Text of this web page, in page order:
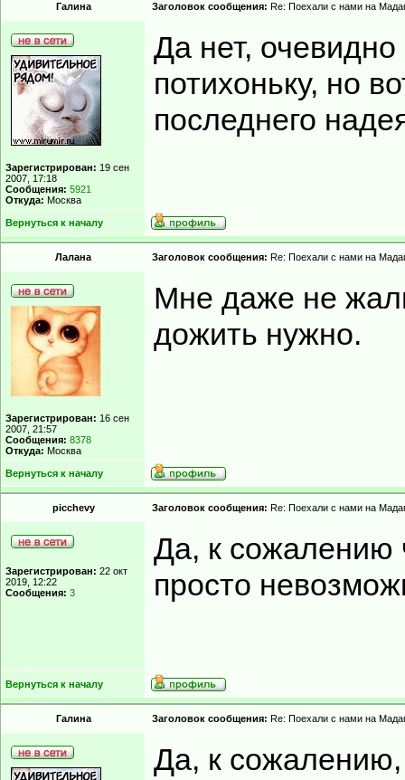
Гaлинa Заголовок сообщения: Re: Поехали с нами на
Зарегистрирован: 19 сен
2007, 17:18
Сообщения: 5921
Откуда: Москва
Да нет,
потихоньку, но
последнего
Вернуться к началу
Лалана Заголовок сообщения: Re: Поехали с нами на
Зарегистрирован: 16 сен
2007, 21:57
Сообщения: 8378
Откуда: Москва
Мне даже не
дожить нужно.
Вернуться к началу
picchevy Заголовок сообщения: Re: Поехали с нами на
Зарегистрирован: 22 окт
2019, 12:22
Сообщения: 3
Да, к сожалению
просто
Вернуться к началу
Гaлинa Заголовок сообщения: Re: Поехали с нами на
Да, к